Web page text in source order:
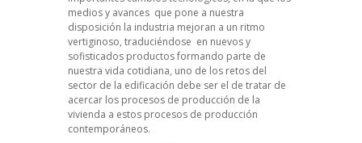
medios y avances que pone a nuestra
disposición la industria mejoran a un ritmo
vertiginoso, traduciéndose en nuevos y
sofisticados productos formando parte de
nuestra vida cotidiana, uno de los retos del
sector de la edificación debe ser el de tratar de
acercar los procesos de producción de la
vivienda a estos procesos de producción
contemporáneos.